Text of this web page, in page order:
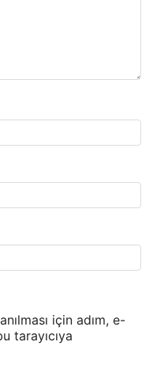
için adım, e-
tarayıcıya